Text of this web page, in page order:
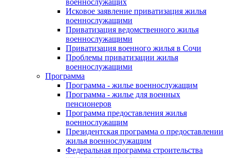
военнослужащих
Исковое заявление приватизация жилья
военнослужащими
Приватизация ведомственного жилья
военнослужащими
Приватизация военного жилья в Сочи
Проблемы приватизации жилья
военнослужащими
Программа
Программа - жилье военнослужащим
Программа - жилье для военных
пенсионеров
Программа предоставления жилья
военнослужащим
Президентская программа о предоставлении
жилья военнослужащим
Федеральная программа строительства